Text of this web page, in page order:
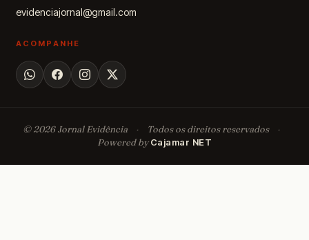
evidenciajornal@gmail.com
ACOMPANHE
© 2026 Jornal Evidência · Todos os direitos reservados
·
Powered byCajamar NET